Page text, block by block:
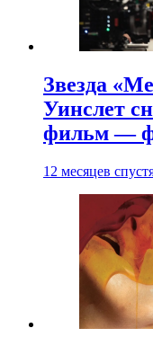
Звезда
Уинслет
фильм —
12 месяцев